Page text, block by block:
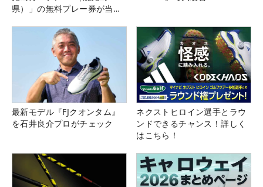
県）」の無料プレー券が当た
最新モデル『FJクオンタム』
を石井良介プロがチェック
ネクストヒロイン選手とラウ
ンドできるチャンス！詳しく
はこちら！